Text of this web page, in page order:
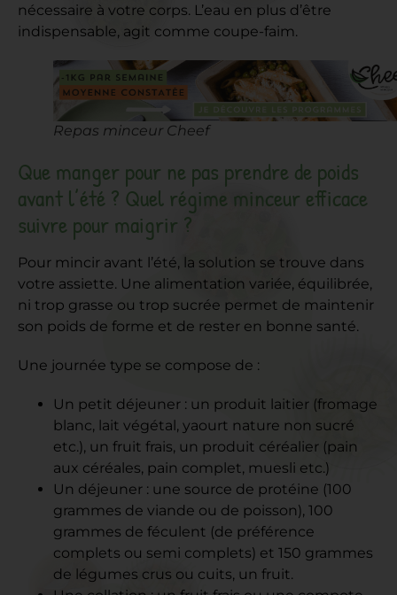
nécessaire à votre corps. L’eau en plus d’être
indispensable, agit comme coupe-faim.
Repas minceur Cheef
Que manger pour ne pas prendre de poids
avant l’été ? Quel régime minceur efficace
suivre pour maigrir ?
Pour mincir avant l’été, la solution se trouve dans
votre assiette. Une alimentation variée, équilibrée,
ni trop grasse ou trop sucrée permet de maintenir
son poids de forme et de rester en bonne santé.
Une journée type se compose de :
Un petit déjeuner : un produit laitier (fromage
blanc, lait végétal, yaourt nature non sucré
etc.), un fruit frais, un produit céréalier (pain
aux céréales, pain complet, muesli etc.)
Un déjeuner : une source de protéine (100
grammes de viande ou de poisson), 100
grammes de féculent (de préférence
complets ou semi complets) et 150 grammes
de légumes crus ou cuits, un fruit.